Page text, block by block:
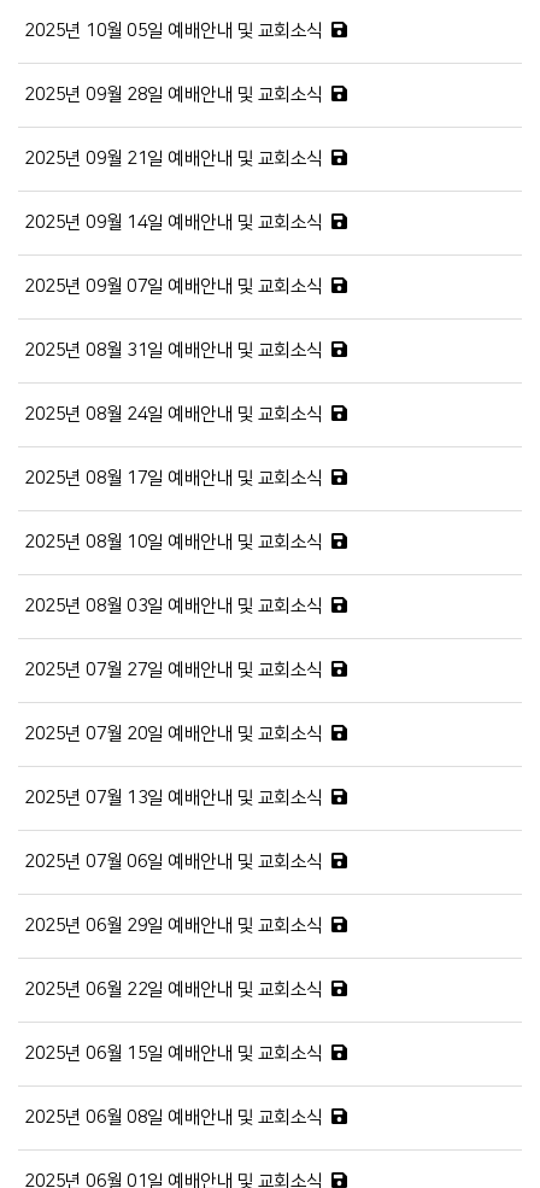
2025년 10월 05일 예배안내 및 교회소식
2025년 09월 28일 예배안내 및 교회소식
2025년 09월 21일 예배안내 및 교회소식
2025년 09월 14일 예배안내 및 교회소식
2025년 09월 07일 예배안내 및 교회소식
2025년 08월 31일 예배안내 및 교회소식
2025년 08월 24일 예배안내 및 교회소식
2025년 08월 17일 예배안내 및 교회소식
2025년 08월 10일 예배안내 및 교회소식
2025년 08월 03일 예배안내 및 교회소식
2025년 07월 27일 예배안내 및 교회소식
2025년 07월 20일 예배안내 및 교회소식
2025년 07월 13일 예배안내 및 교회소식
2025년 07월 06일 예배안내 및 교회소식
2025년 06월 29일 예배안내 및 교회소식
2025년 06월 22일 예배안내 및 교회소식
2025년 06월 15일 예배안내 및 교회소식
2025년 06월 08일 예배안내 및 교회소식
2025년 06월 01일 예배안내 및 교회소식